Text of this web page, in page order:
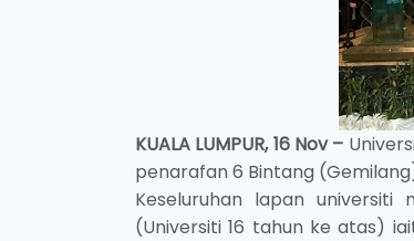
KUALA LUMPUR, 16 Nov –
penarafan 6 Bintang
Keseluruhan lapan universiti
(Universiti 16 tahun ke atas)